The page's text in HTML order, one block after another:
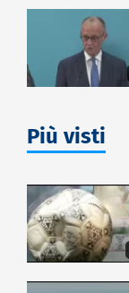
Più visti